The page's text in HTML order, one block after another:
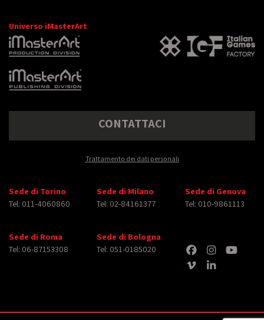
Universo iMasterArt
CONTATTACI
Trattamento dei dati personali
Sede di Torino
Tel: 011-4060860
Sede di Milano
Tel: 02-84161377
Sede di Genova
Tel: 010-9861113
Sede di Roma
Tel: 06-87153308
Sede di Bologna
Tel: 051-0185020